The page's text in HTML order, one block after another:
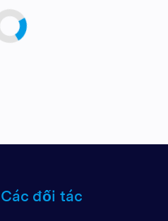
Các đối tác